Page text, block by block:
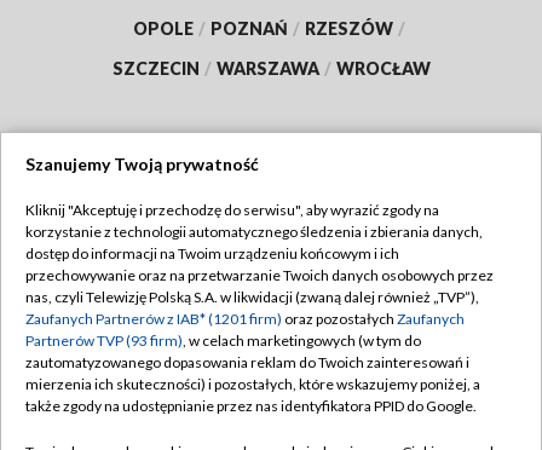
OPOLE / POZNAŃ / RZESZÓW /
SZCZECIN / WARSZAWA / WROCŁAW
TVP
Abonament TVP
Emisja w TVP
Centrum informacji TVP
Naziemna Telewizja Cyfrowa
Regulamin TVP
Polityka prywatności
Moje zgody
Pomoc
Szanujemy Twoją prywatność
Kliknij "Akceptuję i przechodzę do serwisu", aby wyrazić zgody na
korzystanie z technologii automatycznego śledzenia i zbierania danych,
dostęp do informacji na Twoim urządzeniu końcowym i ich
przechowywanie oraz na przetwarzanie Twoich danych osobowych przez
nas, czyli Telewizję Polską S.A. w likwidacji (zwaną dalej również „TVP”),
Zaufanych Partnerów z IAB* (1201 firm) oraz pozostałych Zaufanych
Partnerów TVP (93 firm), w celach marketingowych (w tym do
zautomatyzowanego dopasowania reklam do Twoich zainteresowań i
mierzenia ich skuteczności) i pozostałych, które wskazujemy poniżej, a
także zgody na udostępnianie przez nas identyfikatora PPID do Google.